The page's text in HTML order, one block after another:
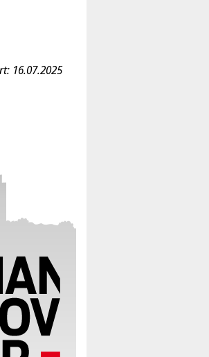
16.07.2025